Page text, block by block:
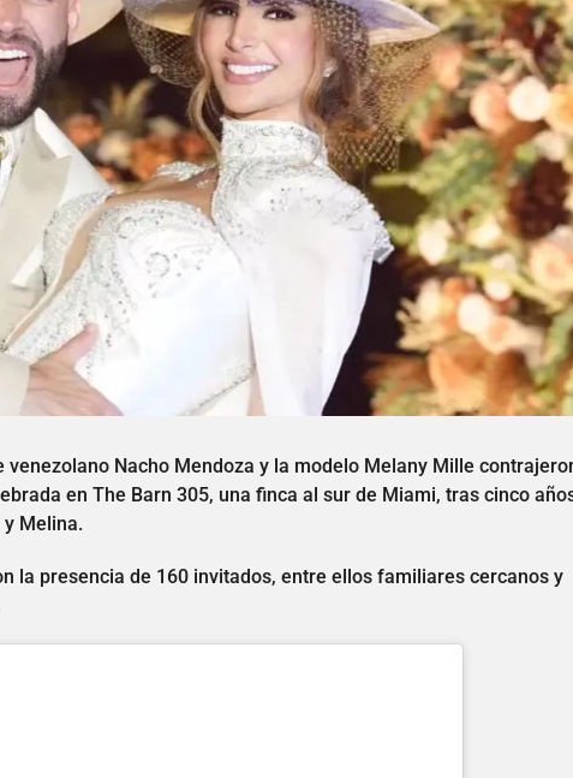
venezolano Nacho Mendoza y la modelo Melany Mille
en The Barn 305, una finca al sur de Miami, tras cinco
y Melina.
la presencia de 160 invitados, entre ellos familiares cercanos y